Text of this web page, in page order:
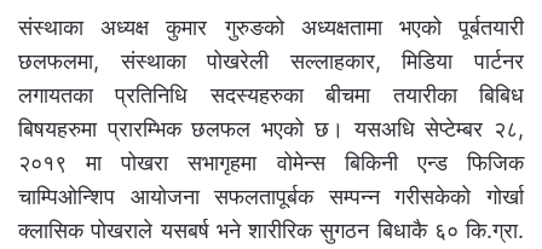
संस्थाका अध्यक्ष कुमार गुरुङको अध्यक्षतामा भएको पूर्बतयारी
छलफलमा, संस्थाका पोखरेली सल्लाहकार, मिडिया पार्टनर
लगायतका प्रतिनिधि सदस्यहरुका बीचमा तयारीका बिबिध
बिषयहरुमा प्रारम्भिक छलफल भएको छ। यसअधि सेप्टेम्बर २८,
२०१९ मा पोखरा सभागृहमा वोमेन्स बिकिनी एन्ड फिजिक
चाम्पिओन्शिप आयोजना सफलतापूर्बक सम्पन्न गरीसकेको गोर्खा
क्लासिक पोखराले यसबर्ष भने शारीरिक सुगठन बिधाकै ६० कि.ग्रा.